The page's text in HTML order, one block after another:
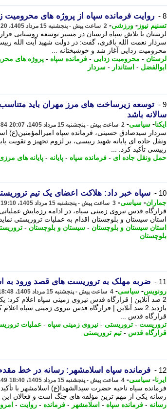
8 - روایت فرمانده سپاه از پروژه های محرومیت
تسنیم نیوز - ورزشی- 2 ساعت پیش - پنجشنبه 15 مرداد 1405، 20:20
لرستان با تلاش سپاه لرستان در مسیر توسعه روستایی
سردار نعمت الله باقری، گفت: در دولت شهید آیت الله
محرومیت زدایی آغاز شد و خوشبختانه ...
لرستان - محرومیت زدایی - فرمانده سپاه - پروژه های
ابوالفضل - استاندار - سردار
9 -
سالانه باشد
ایکنا- سیاسی- 2 ساعت پیش - پنجشنبه 15 مرداد 1405، 20:07
سردار سیدصادق حسینی، فرمانده سپاه امیرالمؤمنین(ع)
ونقل جاده ای پایانه شهید رییسی، بر لزوم تجهیز و تقویت
رییسی تأکید کرد. ...
حمل ونقل جاده ای - فرمانده سپاه - پایانه - پایانه های
10 - سپاه خبر داد: هلاکت اعضای یک تیم
جماران- سیاسی- 3 ساعت پیش - پنجشنبه 15 مرداد 1405، 19:10
استان سیستان و بلوچستان اقدام به عملیات تروریستی
استان سیستان و بلوچستان - سیستان و بلوچستان -
بلوچستان
11 - ضربه مهلک به تروریست های قصد ورود به
رونویس- سیاسی- 4 ساعت پیش - پنجشنبه 15 مرداد 1405، 18:48
2 صد آنلاین | قرارگاه قدس نیروی زمینی سپاه اعلام
بازدید:2 صد آنلاین | قرارگاه قدس نیروی زمینی سپاه
قرارگاه قدس ...
تروریست - تروریستی - نیروی زمینی سپاه - عملیات
قرارگاه قدس - تیم تروریستی
12 - فرمانده سپاه اسلامشهر: رسانه در خط
ایرنا- سیاسی- 4 ساعت پیش - پنجشنبه 15 مرداد 1405، 18:40
فرمانده سپاه ناحیه حضرت سیدالشهدا(ع) اسلامشهر با
رسانه یکی از مهم ترین مؤلفه های جنگ است و فعالان این
رسانه - فرمانده سپاه - اسلامشهر - فرمانده - روایت -